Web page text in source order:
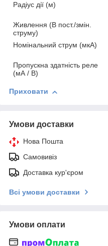
Радіус дії (м)
Живлення (В пост./змін.
струму)
Номінальний струм (мкА)
Пропускна здатність реле
(мА / В)
Приховати
Умови доставки
Нова Пошта
Самовивіз
Доставка кур'єром
Всі умови доставки
Умови оплати